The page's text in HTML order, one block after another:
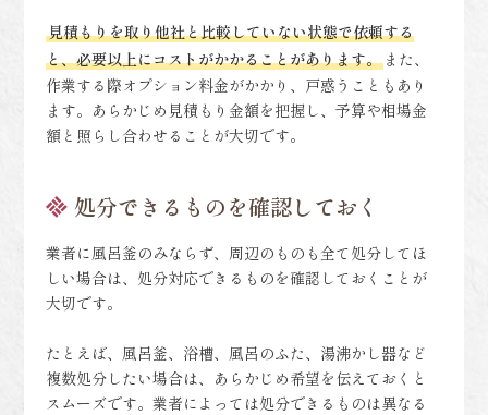
見積もりを取り他社と比較していない状態で依頼する
と、必要以上にコストがかかることがあります。 また、
作業する際オプション料金がかかり、戸惑うこともあり
ます。あらかじめ見積もり金額を把握し、予算や相場金
額と照らし合わせることが大切です。
処分できるものを確認しておく
業者に風呂釜のみならず、周辺のものも全て処分してほ
しい場合は、処分対応できるものを確認しておくことが
大切です。
たとえば、風呂釜、浴槽、風呂のふた、湯沸かし器など
複数処分したい場合は、あらかじめ希望を伝えておくと
スムーズです。業者によっては処分できるものは異なる